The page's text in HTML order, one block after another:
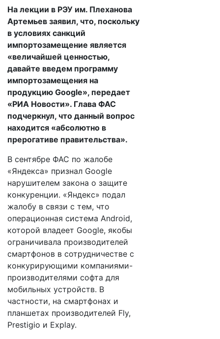
На лекции в РЭУ им. Плеханова
Артемьев заявил, что, поскольку
в условиях санкций
импортозамещение является
«величайшей ценностью,
давайте введем программу
импортозамещения на
продукцию Google», передает
«РИА Новости». Глава ФАС
подчеркнул, что данный вопрос
находится «абсолютно в
прерогативе правительства».
В сентябре ФАС по жалобе
«Яндекса» признал Google
нарушителем закона о защите
конкуренции. «Яндекс» подал
жалобу в связи с тем, что
операционная система Android,
которой владеет Google, якобы
ограничивала производителей
смартфонов в сотрудничестве с
конкурирующими компаниями-
производителями софта для
мобильных устройств. В
частности, на смартфонах и
планшетах производителей Fly,
Prestigio и Explay.